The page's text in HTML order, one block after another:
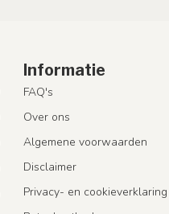
Informatie
FAQ's
Over ons
Algemene voorwaarden
Disclaimer
Privacy- en cookieverklaring